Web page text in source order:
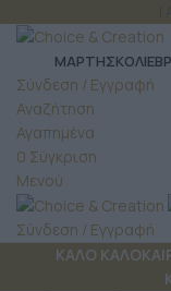
ΜΆΡΤΗΣΚΟΛΙΕ
Σύνδεση / Εγγραφή
Αναζήτηση
Αγαπημένα
0 Σύγκριση
Μενού
Σύνδεση / Εγγραφή
ΚΑΛΟ